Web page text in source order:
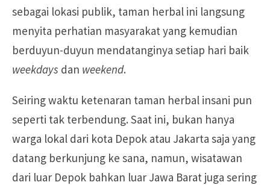
sebagai lokasi publik, taman herbal ini langsung
menyita perhatian masyarakat yang kemudian
berduyun-duyun mendatanginya setiap hari baik
weekdays dan weekend.
Seiring waktu ketenaran taman herbal insani pun
seperti tak terbendung. Saat ini, bukan hanya
warga lokal dari kota Depok atau Jakarta saja yang
datang berkunjung ke sana, namun, wisatawan
dari luar Depok bahkan luar Jawa Barat juga sering